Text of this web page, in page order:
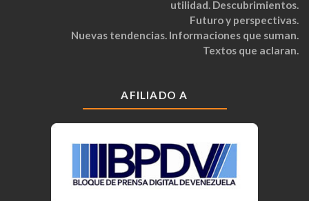
utilidad. Descubrimientos.
Futuro y perspectivas.
Nuevas tendencias. Informaciones que suman.
Textos que aclaran.
AFILIADO A